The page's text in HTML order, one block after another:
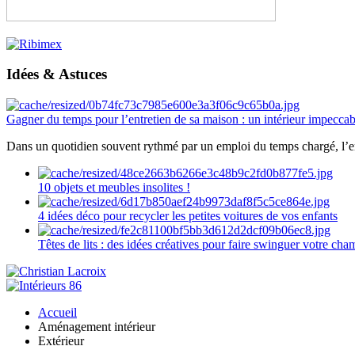
Idées & Astuces
Gagner du temps pour l’entretien de sa maison : un intérieur
Dans un quotidien souvent rythmé par un emploi du temps chargé,
10 objets et meubles insolites !
4 idées déco pour recycler les petites voitures de vos enfants
Têtes de lits : des idées créatives pour faire swinguer votre
Accueil
Aménagement intérieur
Extérieur